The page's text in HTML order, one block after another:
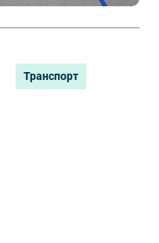
Транспорт